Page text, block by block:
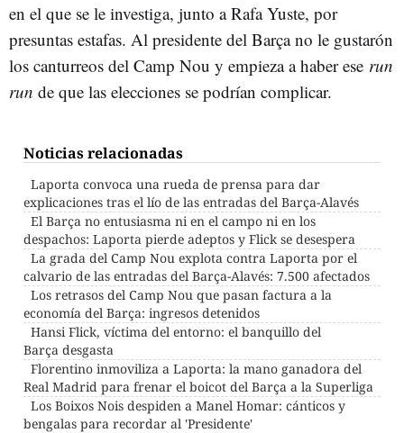
en el que se le investiga, junto a Rafa Yuste, por
presuntas estafas. Al presidente del Barça no le gustarón
los canturreos del Camp Nou y empieza a haber ese run
run de que las elecciones se podrían complicar.
Noticias relacionadas
Laporta convoca una rueda de prensa para dar
explicaciones tras el lío de las entradas del Barça-Alavés
El Barça no entusiasma ni en el campo ni en los
despachos: Laporta pierde adeptos y Flick se desespera
La grada del Camp Nou explota contra Laporta por el
calvario de las entradas del Barça-Alavés: 7.500 afectados
Los retrasos del Camp Nou que pasan factura a la
economía del Barça: ingresos detenidos
Hansi Flick, víctima del entorno: el banquillo del
Barça desgasta
Florentino inmoviliza a Laporta: la mano ganadora del
Real Madrid para frenar el boicot del Barça a la Superliga
Los Boixos Nois despiden a Manel Homar: cánticos y
bengalas para recordar al 'Presidente'